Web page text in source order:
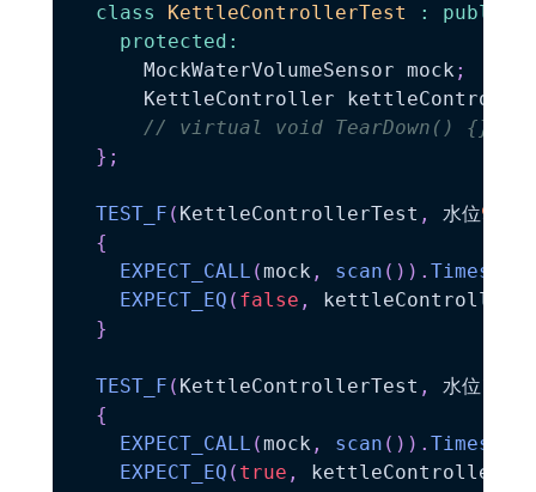
class
KettleControllerTest : public
protected :
      MockWaterVolumeSensor mock
;
KettleController
// virtual void TearDown() {}
} ;
TEST_F ( KettleControllerTest , 水位9
{
EXPECT_CALL (mock , scan ( ) ) . Times
EXPECT_EQ ( false , kettleController
}
TEST_F ( KettleControllerTest , 水位
{
EXPECT_CALL (mock , scan ( ) ) . Times
EXPECT_EQ ( true , kettleController